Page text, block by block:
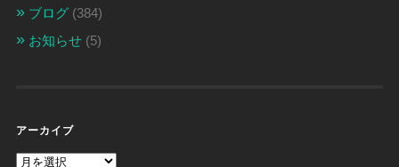
ブログ(384)
お知らせ(5)
アーカイブ
ア